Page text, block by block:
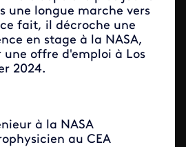
une longue marche vers
fait, il décroche une
en stage à la NASA,
offre d'emploi à Los
2024.
à la NASA
au CEA